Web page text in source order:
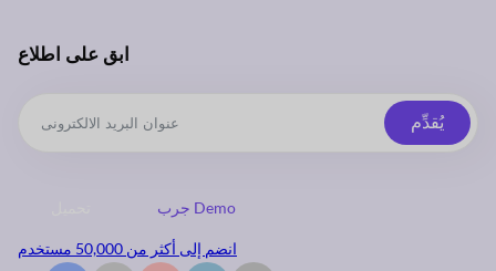
ابق على اطلاع
يُقدِّم
جرب Demo
انضم إلى أكثر من 50,000 مستخدم